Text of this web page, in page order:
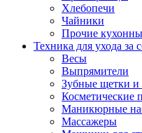
Часы
Хлебопечи
Чайники
Прочие
Техника для ухода за
Весы
Выпрямители
Зубные щетки и
Косметические
Маникюрные
Массажеры